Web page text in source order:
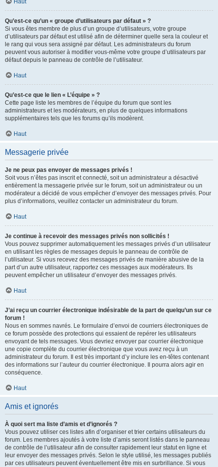
Haut
Qu’est-ce qu’un « groupe d’utilisateurs par défaut » ?
Si vous êtes membre de plus d’un groupe d’utilisateurs, votre groupe
d’utilisateurs par défaut est utilisé afin de déterminer quelle sera la couleur et
le rang qui vous sera assigné par défaut. Les administrateurs du forum
peuvent vous autoriser à modifier vous-même votre groupe d’utilisateurs par
défaut depuis le panneau de contrôle de l’utilisateur.
Haut
Qu’est-ce que le lien « L’équipe » ?
Cette page liste les membres de l’équipe du forum que sont les
administrateurs et les modérateurs, en plus de quelques informations
supplémentaires tels que les forums qu’ils modèrent.
Haut
Messagerie privée
Je ne peux pas envoyer de messages privés !
Soit vous n’êtes pas inscrit et connecté, soit un administrateur a désactivé
entièrement la messagerie privée sur le forum, soit un administrateur ou un
modérateur a décidé de vous empêcher d’envoyer des messages privés. Pour
plus d’informations, veuillez contacter un administrateur du forum.
Haut
Je continue à recevoir des messages privés non sollicités !
Vous pouvez supprimer automatiquement les messages privés d’un utilisateur
en utilisant les règles de messages depuis le panneau de contrôle de
l’utilisateur. Si vous recevez des messages privés de manière abusive de la
part d’un autre utilisateur, rapportez ces messages aux modérateurs. Ils
peuvent empêcher un utilisateur d’envoyer des messages privés.
Haut
J’ai reçu un courrier électronique indésirable de la part de quelqu’un sur ce
forum !
Nous en sommes navrés. Le formulaire d’envoi de courriers électroniques de
ce forum possède des protections qui essaient de repérer les utilisateurs
envoyant de tels messages. Vous devriez envoyer par courrier électronique
une copie complète du courrier électronique que vous avez reçu à un
administrateur du forum. Il est très important d’y inclure les en-têtes contenant
des informations sur l’auteur du courrier électronique. Il pourra alors agir en
conséquence.
Haut
Amis et ignorés
À quoi sert ma liste d’amis et d’ignorés ?
Vous pouvez utiliser ces listes afin d’organiser et trier certains utilisateurs du
forum. Les membres ajoutés à votre liste d’amis seront listés dans le panneau
de contrôle de l’utilisateur afin de consulter rapidement leur statut en ligne et
leur envoyer des messages privés. Selon le style utilisé, les messages publiés
par ces utilisateurs peuvent éventuellement être mis en surbrillance. Si vous